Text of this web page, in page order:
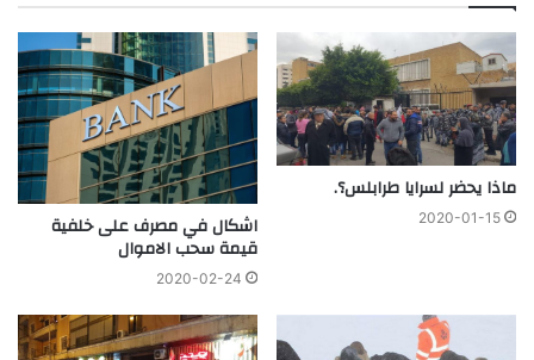
ماذا يحضر لسرايا طرابلس؟.
2020-01-15 اشكال في مصرف على خلفية
قيمة سحب الاموال
2020-02-24